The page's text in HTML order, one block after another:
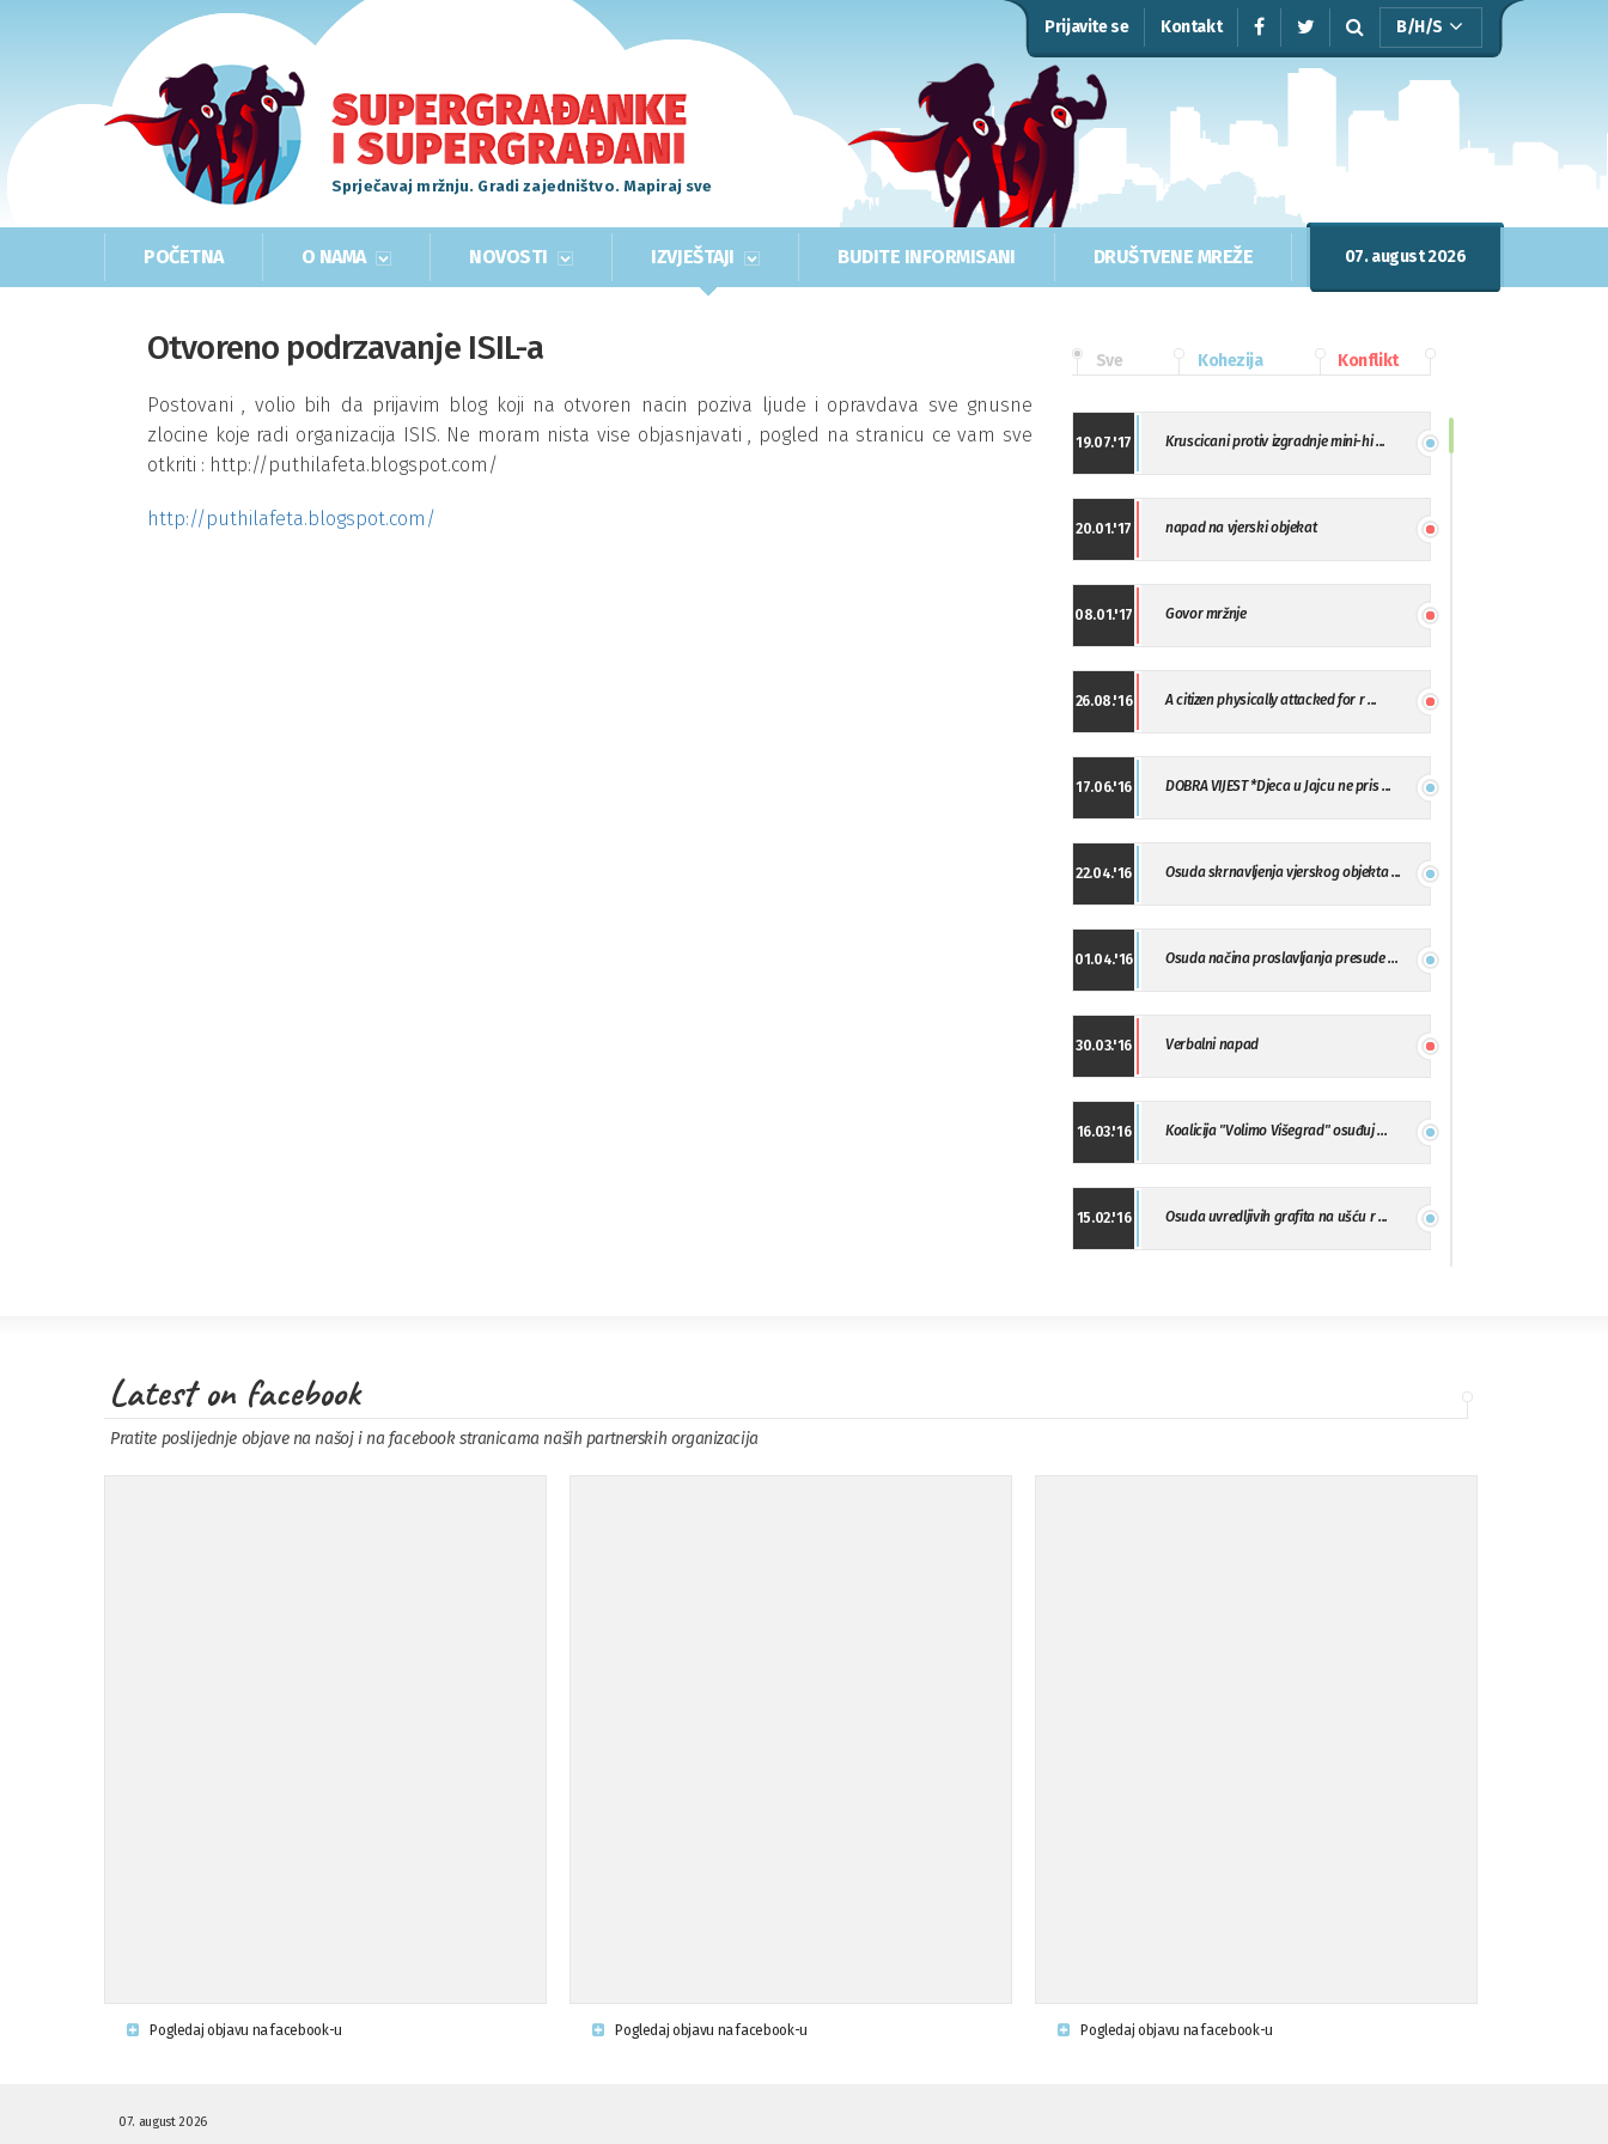
Prijavite se Kontakt B/H/S
Sprječavaj mržnju. Gradi zajedništvo. Mapiraj sve
POČETNA O NAMA NOVOSTI IZVJEŠTAJI BUDITE INFORMISANI DRUŠTVENE MREŽE 07. august 2026
Otvoreno podrzavanje ISIL-a
Postovani , volio bih da prijavim blog koji na otvoren nacin poziva ljude i opravdava sve gnusne
zlocine koje radi organizacija ISIS. Ne moram nista vise objasnjavati , pogled na stranicu ce vam sve
otkriti : http://puthilafeta.blogspot.com/
http://puthilafeta.blogspot.com/
Sve Kohezija Konflikt
19.07.'17 Kruscicani protiv izgradnje mini-hi ...
20.01.'17 napad na vjerski objekat
08.01.'17 Govor mržnje
26.08.'16 A citizen physically attacked for r ...
17.06.'16 DOBRA VIJEST *Djeca u Jajcu ne pris ...
22.04.'16 Osuda skrnavljenja vjerskog objekta ...
01.04.'16 Osuda načina proslavljanja presude ...
30.03.'16 Verbalni napad
16.03.'16 Koalicija "Volimo Višegrad" osuđuj ...
15.02.'16 Osuda uvredljivih grafita na ušću r ...
09.11.'15 Osuda incidenta tokom dženaze na Pe ...
Latest on facebook
Pratite poslijednje objave na našoj i na facebook stranicama naših partnerskih organizacija
Pogledaj objavu na facebook-u Pogledaj objavu na facebook-u Pogledaj objavu na facebook-u
07. august 2026